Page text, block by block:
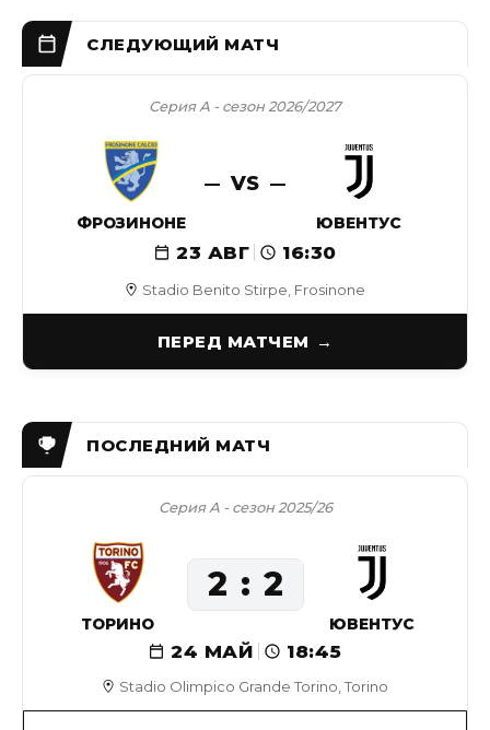
Stadio Benito Stirpe, Frosinone
Серия А - сезон 2026/2027
ФРОЗИНОНЕ
VS
ЮВЕНТУС
23 АВГ 16:30
ПЕРЕД МАТЧЕМ
Stadio Olimpico Grande Torino, Torino
Серия А - сезон 2025/26
24 МАЙ 18:45
ТОРИНО
2 2
ЮВЕНТУС